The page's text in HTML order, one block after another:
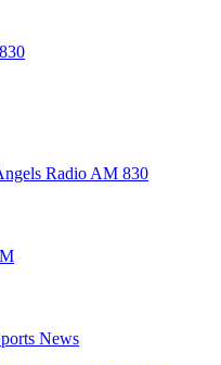
Radio AM 830
News